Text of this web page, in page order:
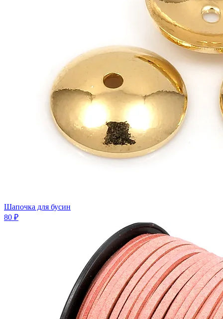
Шапочка для бусин
80 ₽